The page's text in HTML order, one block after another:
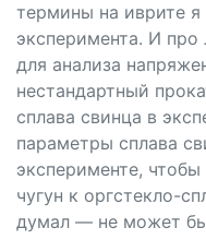
термины на иврите я
эксперимента. И про
для анализа
нестандартный
сплава свинца в
параметры сплава
эксперименте,
чугун к оргстекло-
думал — не может